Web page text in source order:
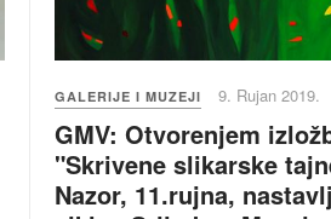
GALERIJE I MUZEJI 9. Rujan 2019.
GMV: Otvorenjem
"Skrivene slikarske
Nazor, 11.rujna,